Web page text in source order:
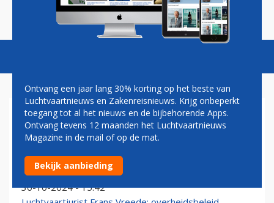
Magazine Podcasts Vacatures
ACN
Tarieven bijna veertig procent omhoog: 'Schiphol prijst
zichzelf uit de markt'
30-10-2024 - 15:42
Ontvang een jaar lang 30% korting op het beste van
Luchtvaartnieuws en Zakenreisnieuws. Krijg onbeperkt
toegang tot al het nieuws en de bijbehorende Apps.
Ontvang tevens 12 maanden het Luchtvaartnieuws
Magazine in de mail of op de mat.
Bekijk aanbieding